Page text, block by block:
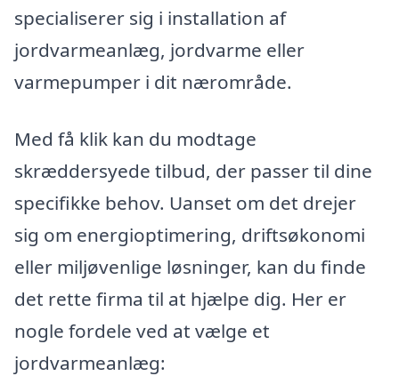
specialiserer sig i installation af
jordvarmeanlæg, jordvarme eller
varmepumper i dit nærområde.
Med få klik kan du modtage
skræddersyede tilbud, der passer til dine
specifikke behov. Uanset om det drejer
sig om energioptimering, driftsøkonomi
eller miljøvenlige løsninger, kan du finde
det rette firma til at hjælpe dig. Her er
nogle fordele ved at vælge et
jordvarmeanlæg: